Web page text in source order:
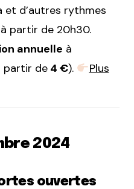
et d’autres rythmes
partir de 20h30.
annuelle à
partir de 4 €).
Plus
2024
ouvertes